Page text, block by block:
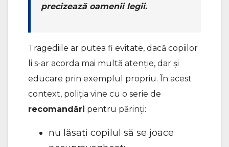
precizează oamenii legii.
Tragediile ar putea fi evitate, dacă copiilor
li s-ar acorda mai multă atenție, dar și
educare prin exemplul propriu. În acest
context, poliția vine cu o serie de
recomandări pentru părinți:
nu lăsaţi copilul să se joace